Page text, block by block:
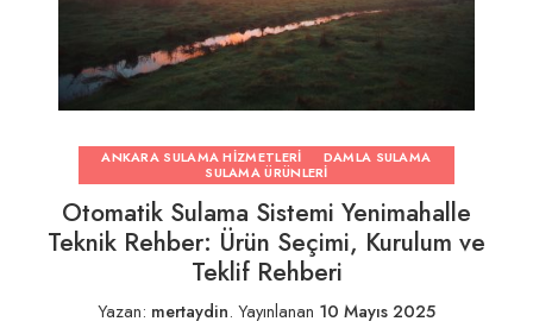
ANKARA SULAMA HIZMETLERI
DAMLA SULAMA
SULAMA ÜRÜNLERI
Otomatik Sulama Sistemi Yenimahalle
Teknik Rehber: Ürün Seçimi, Kurulum ve
Teklif Rehberi
Yazan: mertaydin. Yayınlanan 10 Mayıs 2025